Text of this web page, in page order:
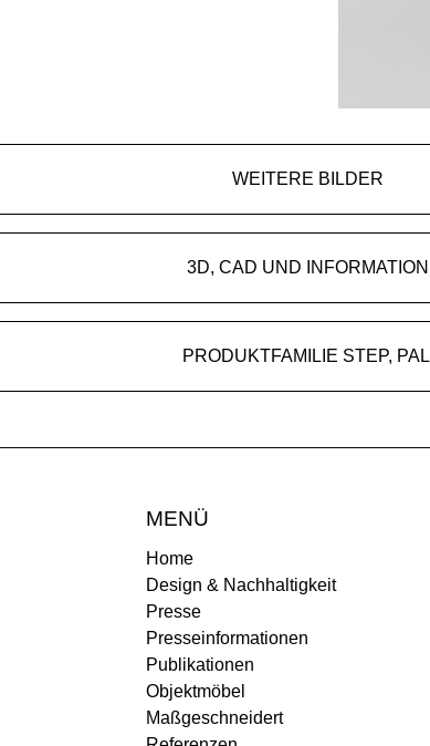
WEITERE BILDER
3D, CAD UND INFORMATION
PRODUKTFAMILIE STEP, PALI
MENÜ
Home
Design & Nachhaltigkeit
Presse
Presseinformationen
Publikationen
Objektmöbel
Maßgeschneidert